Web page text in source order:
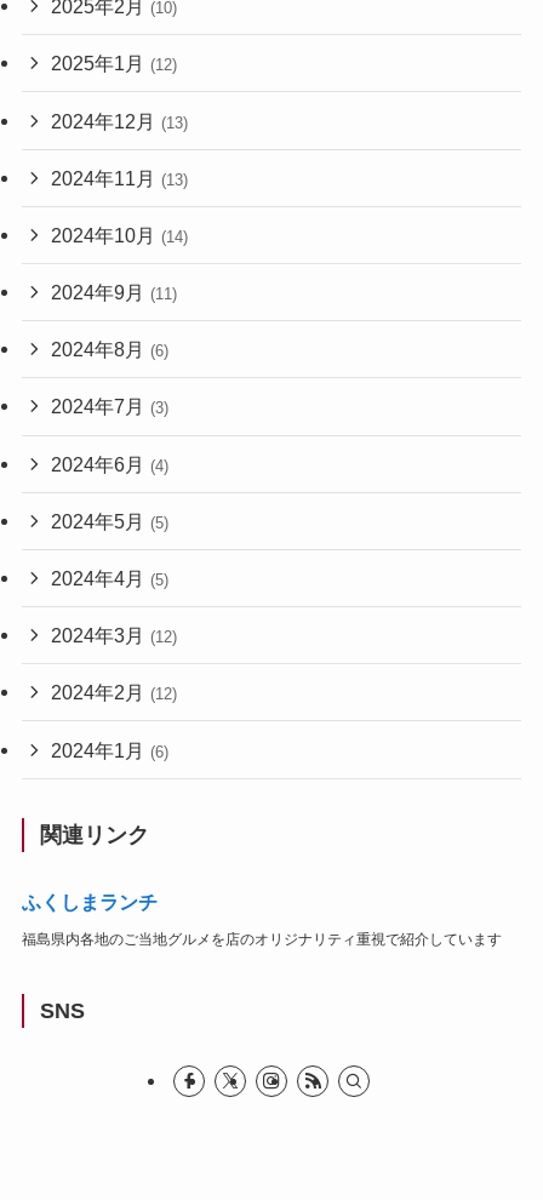
2025年2月 (10)
2025年1月 (12)
2024年12月 (13)
2024年11月 (13)
2024年10月 (14)
2024年9月 (11)
2024年8月 (6)
2024年7月 (3)
2024年6月 (4)
2024年5月 (5)
2024年4月 (5)
2024年3月 (12)
2024年2月 (12)
2024年1月 (6)
関連リンク
ふくしまランチ
福島県内各地のご当地グルメを店のオリジナリティ重視で紹介しています
SNS